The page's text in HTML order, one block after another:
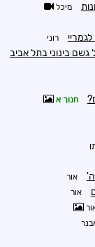
מיכל
רוני
בינוני בתל אביב
חנוך א
אור
אור